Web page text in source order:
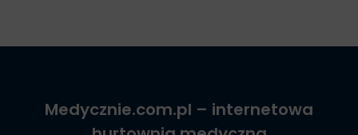
Medycznie.com.pl – internetowa